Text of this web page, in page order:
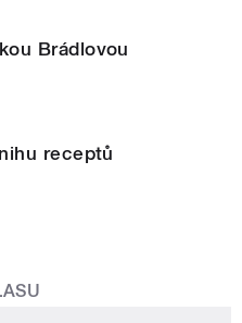
Brádlovou
receptů